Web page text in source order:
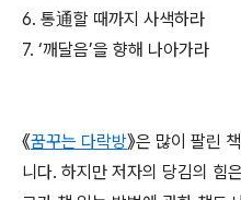
6. 통通할 때까지 사색하라
7. ‘깨달음’을 향해 나아가라
《꿈꾸는 다락방》은 많이 팔린
니다. 하지만 저자의 당김의 힘